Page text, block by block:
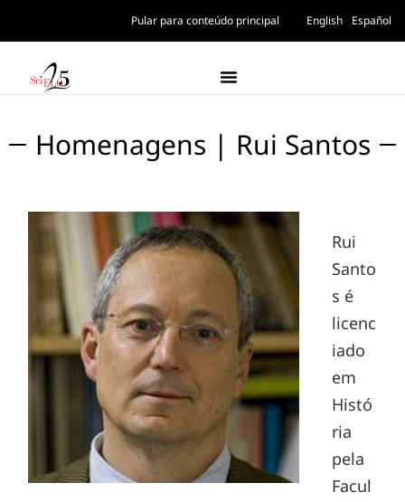
Pular para conteúdo principal English Español
Homenagens | Rui Santos
Rui
Santo
s é
licenc
iado
em
Histó
ria
pela
Facul